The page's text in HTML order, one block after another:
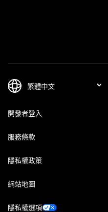
開發者登入
服務條款
隱私權政策
網站地圖
隱私權選項